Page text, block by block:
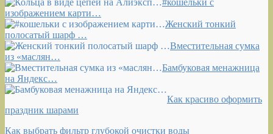
#кошельки с
изображением карти…
Женский тонкий
полосатый шарф …
Вместительная сумка
из «маслян…
Бамбуковая менажница
на Яндекс…
Как красиво оформить
праздник шарами
Как выбрать фильтр глубокой очистки воды